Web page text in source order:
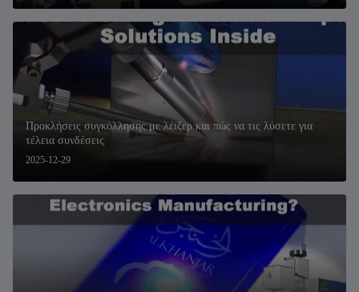
2025-12-29
Προκλήσεις συγκόλλησης με λέιζερ και πώς να τις λύσετε για
τέλεια συνδέσεις